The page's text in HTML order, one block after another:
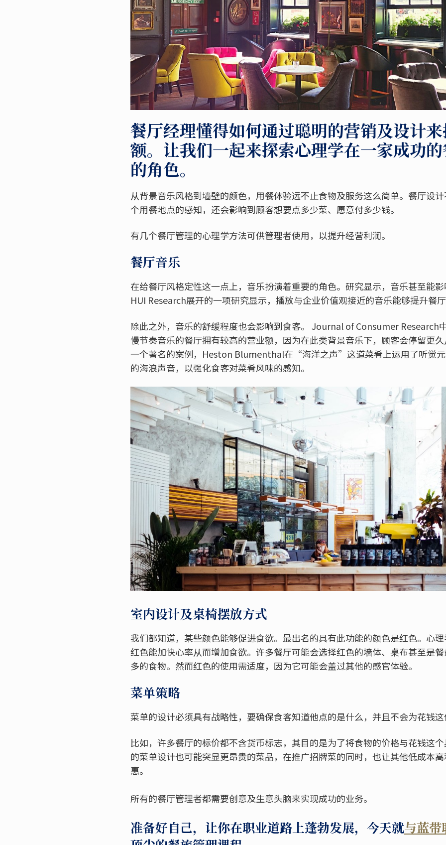
餐厅经理懂得如何通过聪明的营销及设计
额。让我们一起来探索心理学在一家成功
的角色。
从背景音乐风格到墙壁的颜色，用餐体验远不止食物及服务这么简单。餐厅设
个用餐地点的感知，还会影响到顾客想要点多少菜、愿意付多少钱。
有几个餐厅管理的心理学方法可供管理者使用，以提升经营利润。
餐厅音乐
在给餐厅风格定性这一点上，音乐扮演着重要的角色。研究显示，音乐甚至能
HUI Research展开的一项研究显示，播放与企业价值观接近的音乐能够提升餐
除此之外，音乐的舒缓程度也会影响到食客。 Journal of Consumer Research
慢节奏音乐的餐厅拥有较高的营业额，因为在此类背景音乐下，顾客会停留更
一个著名的案例，Heston Blumenthal在“海洋之声”这道菜肴上运用了听觉
的海浪声音，以强化食客对菜肴风味的感知。
室内设计及桌椅摆放方式
我们都知道，某些颜色能够促进食欲。最出名的具有此功能的颜色是红色。心
红色能加快心率从而增加食欲。许多餐厅可能会选择红色的墙体、桌布甚至是
多的食物。然而红色的使用需适度，因为它可能会盖过其他的感官体验。
菜单策略
菜单的设计必须具有战略性，要确保食客知道他点的是什么，并且不会为花钱
比如，许多餐厅的标价都不含货币标志，其目的是为了将食物的价格与花钱这
的菜单设计也可能突显更昂贵的菜品，在推广招牌菜的同时，也让其他低成本
惠。
所有的餐厅管理者都需要创意及生意头脑来实现成功的业务。
准备好自己，让你在职业道路上蓬勃发展，今天就与蓝带